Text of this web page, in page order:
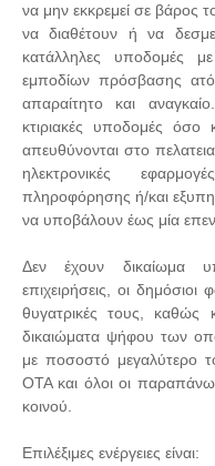
να μην εκκρεμεί σε βάρος
να διαθέτουν ή να
κατάλληλες υποδομές
εμποδίων πρόσβασης
απαραίτητο και
κτιριακές υποδομές όσο
απευθύνονται στο
ηλεκτρονικές
πληροφόρησης ή/και
να υποβάλουν έως μία
Δεν έχουν δικαίωμα
επιχειρήσεις, οι δημόσιοι
θυγατρικές τους, καθώς
δικαιώματα ψήφου των
με ποσοστό μεγαλύτερο
ΟΤΑ και όλοι οι
κοινού.
Επιλέξιμες ενέργειες είναι: